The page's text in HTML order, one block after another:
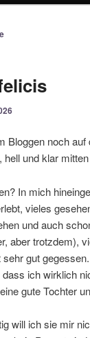
Bloggen noch
und klar
In mich
vieles
und auch
aber trotzdem),
gut
ich wirklich
gute Tochter
will ich sie mir